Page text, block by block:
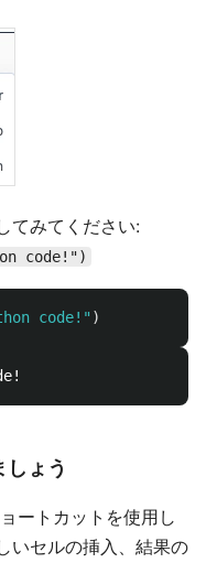
てみてください:
code!")
code! " )
ょう
ートカットを使用し
いセルの挿入、結果の